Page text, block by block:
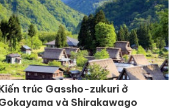
trúc Gassho-zukuri ở
và Shirakawago